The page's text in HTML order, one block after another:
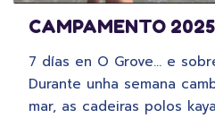
CAMPAMENTO
7 días en O Grove… e
Durante unha semana
mar, as cadeiras polos